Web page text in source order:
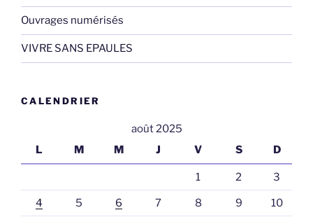
Ouvrages numérisés
VIVRE SANS EPAULES
CALENDRIER
août 2025
L
M M J V S D
1 2 3
4 5 6 7 8 9 10